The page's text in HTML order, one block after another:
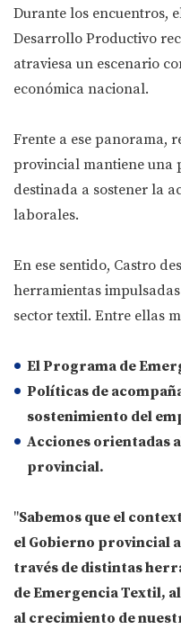
Durante los encuentros,
Desarrollo Productivo
atraviesa un escenario
económica nacional.
Frente a ese panorama,
provincial mantiene una
destinada a sostener la
laborales.
En ese sentido, Castro
herramientas
sector textil. Entre ellas
El Programa de
Políticas de
sostenimiento del
Acciones orientadas
provincial.
"Sabemos que el
el Gobierno provincial
través de distintas
de Emergencia Textil,
al crecimiento de